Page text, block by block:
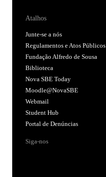
Atalhos
Junte-se a nós
Regulamentos e Atos Públicos
Fundação Alfredo de Sousa
Biblioteca
Nova SBE Today
Moodle@NovaSBE
Webmail
Student Hub
Portal de Denúncias
Siga-nos